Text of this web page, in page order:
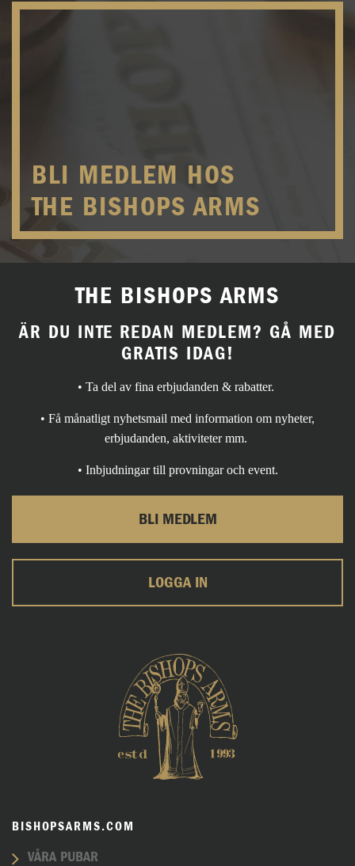
BLI MEDLEM HOS
THE BISHOPS ARMS
THE BISHOPS ARMS
ÄR DU INTE REDAN MEDLEM? GÅ MED
GRATIS IDAG!
• Ta del av fina erbjudanden & rabatter.
• Få månatligt nyhetsmail med information om nyheter,
erbjudanden, aktiviteter mm.
• Inbjudningar till provningar och event.
BLI MEDLEM
LOGGA IN
BISHOPSARMS.COM
VÅRA PUBAR